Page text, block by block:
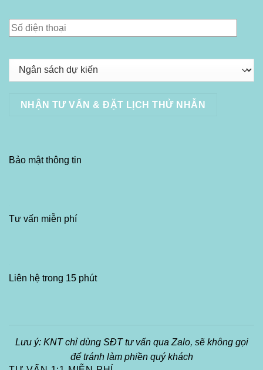
Bảo mật thông tin
Tư vấn miễn phí
Liên hệ trong 15 phút
Lưu ý: KNT chỉ dùng SĐT tư vấn qua Zalo, sẽ không gọi
để tránh làm phiền quý khách